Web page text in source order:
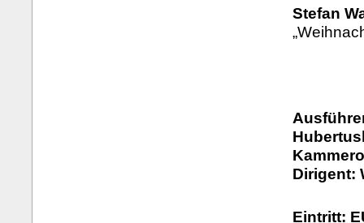
Stefan
Dirigent:
Eintritt: